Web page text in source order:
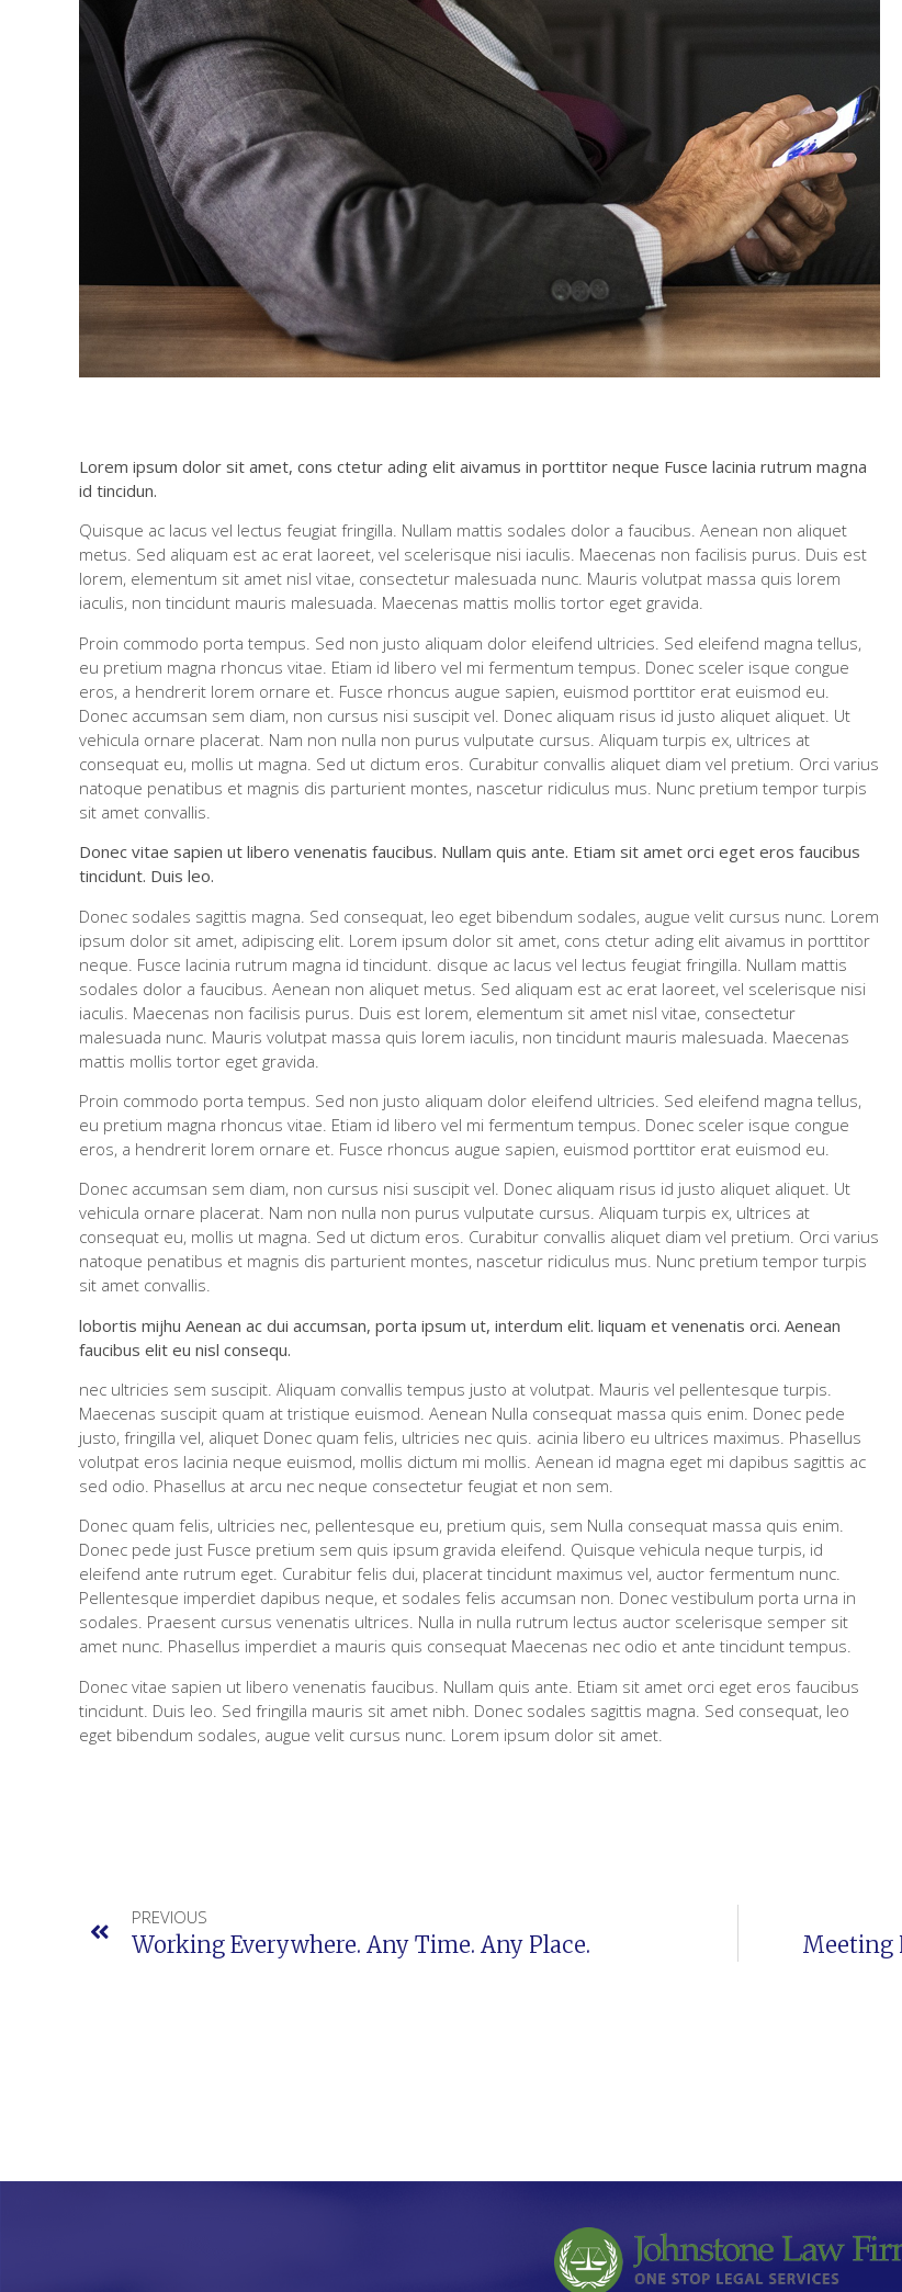
Lorem ipsum dolor sit amet, cons ctetur ading elit aivamus in porttitor neque Fusce lacinia rutrum magna
id tincidun.
Quisque ac lacus vel lectus feugiat fringilla. Nullam mattis sodales dolor a faucibus. Aenean non aliquet
metus. Sed aliquam est ac erat laoreet, vel scelerisque nisi iaculis. Maecenas non facilisis purus. Duis est
lorem, elementum sit amet nisl vitae, consectetur malesuada nunc. Mauris volutpat massa quis lorem
iaculis, non tincidunt mauris malesuada. Maecenas mattis mollis tortor eget gravida.
Proin commodo porta tempus. Sed non justo aliquam dolor eleifend ultricies. Sed eleifend magna tellus,
eu pretium magna rhoncus vitae. Etiam id libero vel mi fermentum tempus. Donec sceler isque congue
eros, a hendrerit lorem ornare et. Fusce rhoncus augue sapien, euismod porttitor erat euismod eu.
Donec accumsan sem diam, non cursus nisi suscipit vel. Donec aliquam risus id justo aliquet aliquet. Ut
vehicula ornare placerat. Nam non nulla non purus vulputate cursus. Aliquam turpis ex, ultrices at
consequat eu, mollis ut magna. Sed ut dictum eros. Curabitur convallis aliquet diam vel pretium. Orci varius
natoque penatibus et magnis dis parturient montes, nascetur ridiculus mus. Nunc pretium tempor turpis
sit amet convallis.
Donec vitae sapien ut libero venenatis faucibus. Nullam quis ante. Etiam sit amet orci eget eros faucibus
tincidunt. Duis leo.
Donec sodales sagittis magna. Sed consequat, leo eget bibendum sodales, augue velit cursus nunc. Lorem
ipsum dolor sit amet, adipiscing elit. Lorem ipsum dolor sit amet, cons ctetur ading elit aivamus in porttitor
neque. Fusce lacinia rutrum magna id tincidunt. disque ac lacus vel lectus feugiat fringilla. Nullam mattis
sodales dolor a faucibus. Aenean non aliquet metus. Sed aliquam est ac erat laoreet, vel scelerisque nisi
iaculis. Maecenas non facilisis purus. Duis est lorem, elementum sit amet nisl vitae, consectetur
malesuada nunc. Mauris volutpat massa quis lorem iaculis, non tincidunt mauris malesuada. Maecenas
mattis mollis tortor eget gravida.
Proin commodo porta tempus. Sed non justo aliquam dolor eleifend ultricies. Sed eleifend magna tellus,
eu pretium magna rhoncus vitae. Etiam id libero vel mi fermentum tempus. Donec sceler isque congue
eros, a hendrerit lorem ornare et. Fusce rhoncus augue sapien, euismod porttitor erat euismod eu.
Donec accumsan sem diam, non cursus nisi suscipit vel. Donec aliquam risus id justo aliquet aliquet. Ut
vehicula ornare placerat. Nam non nulla non purus vulputate cursus. Aliquam turpis ex, ultrices at
consequat eu, mollis ut magna. Sed ut dictum eros. Curabitur convallis aliquet diam vel pretium. Orci varius
natoque penatibus et magnis dis parturient montes, nascetur ridiculus mus. Nunc pretium tempor turpis
sit amet convallis.
lobortis mijhu Aenean ac dui accumsan, porta ipsum ut, interdum elit. liquam et venenatis orci. Aenean
faucibus elit eu nisl consequ.
nec ultricies sem suscipit. Aliquam convallis tempus justo at volutpat. Mauris vel pellentesque turpis.
Maecenas suscipit quam at tristique euismod. Aenean Nulla consequat massa quis enim. Donec pede
justo, fringilla vel, aliquet Donec quam felis, ultricies nec quis. acinia libero eu ultrices maximus. Phasellus
volutpat eros lacinia neque euismod, mollis dictum mi mollis. Aenean id magna eget mi dapibus sagittis ac
sed odio. Phasellus at arcu nec neque consectetur feugiat et non sem.
Donec quam felis, ultricies nec, pellentesque eu, pretium quis, sem Nulla consequat massa quis enim.
Donec pede just Fusce pretium sem quis ipsum gravida eleifend. Quisque vehicula neque turpis, id
eleifend ante rutrum eget. Curabitur felis dui, placerat tincidunt maximus vel, auctor fermentum nunc.
Pellentesque imperdiet dapibus neque, et sodales felis accumsan non. Donec vestibulum porta urna in
sodales. Praesent cursus venenatis ultrices. Nulla in nulla rutrum lectus auctor scelerisque semper sit
amet nunc. Phasellus imperdiet a mauris quis consequat Maecenas nec odio et ante tincidunt tempus.
Donec vitae sapien ut libero venenatis faucibus. Nullam quis ante. Etiam sit amet orci eget eros faucibus
tincidunt. Duis leo. Sed fringilla mauris sit amet nibh. Donec sodales sagittis magna. Sed consequat, leo
eget bibendum sodales, augue velit cursus nunc. Lorem ipsum dolor sit amet.
PREVIOUS
Working Everywhere. Any Time. Any Place. Meeting